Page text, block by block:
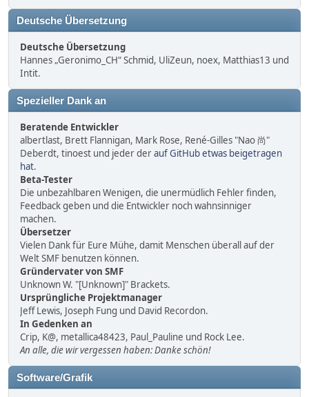
Deutsche Übersetzung
Deutsche Übersetzung
Hannes „Geronimo_CH“ Schmid, UliZeun, noex, Matthias13 und
Intit.
Spezieller Dank an
Beratende Entwickler
albertlast, Brett Flannigan, Mark Rose, René-Gilles "Nao 尚"
Deberdt, tinoest und jeder derauf GitHub etwas beigetragen
hat.
Beta-Tester
Die unbezahlbaren Wenigen, die unermüdlich Fehler finden,
Feedback geben und die Entwickler noch wahnsinniger
machen.
Übersetzer
Vielen Dank für Eure Mühe, damit Menschen überall auf der
Welt SMF benutzen können.
Gründervater von SMF
Unknown W. "[Unknown]" Brackets.
Ursprüngliche Projektmanager
Jeff Lewis, Joseph Fung und David Recordon.
In Gedenken an
Crip, K@, metallica48423, Paul_Pauline und Rock Lee.
An alle, die wir vergessen haben: Danke schön!
Software/Grafik